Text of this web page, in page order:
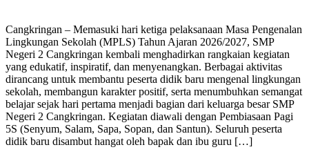
Cangkringan – Memasuki hari ketiga pelaksanaan Masa Pengenalan
Lingkungan Sekolah (MPLS) Tahun Ajaran 2026/2027, SMP
Negeri 2 Cangkringan kembali menghadirkan rangkaian kegiatan
yang edukatif, inspiratif, dan menyenangkan. Berbagai aktivitas
dirancang untuk membantu peserta didik baru mengenal lingkungan
sekolah, membangun karakter positif, serta menumbuhkan semangat
belajar sejak hari pertama menjadi bagian dari keluarga besar SMP
Negeri 2 Cangkringan. Kegiatan diawali dengan Pembiasaan Pagi
5S (Senyum, Salam, Sapa, Sopan, dan Santun). Seluruh peserta
didik baru disambut hangat oleh bapak dan ibu guru […]